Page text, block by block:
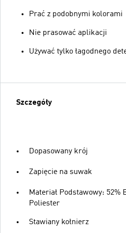
Prać z podobnymi kolorami
Nie prasować aplikacji
Używać tylko łagodnego
Szczegóły
Dopasowany krój
Zapięcie na suwak
Materiał Podstawowy: 52%
Poliester
Stawiany kołnierz